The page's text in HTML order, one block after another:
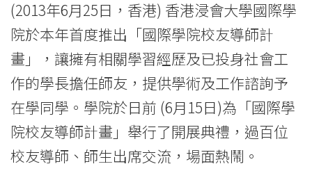
學
院
消
息
(2013年6月25日，香港) 香港浸會大學國際學
院於本年首度推出「國際學院校友導師計
畫」，讓擁有相關學習經歷及已投身社會工
作的學長擔任師友，提供學術及工作諮詢予
在學同學。學院於日前 (6月15日)為「國際學
院校友導師計畫」舉行了開展典禮，過百位
校友導師、師生出席交流，場面熱鬧。